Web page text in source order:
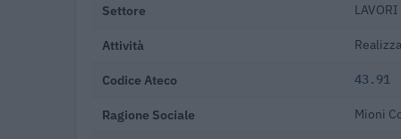
Settore
Attività
Codice Ateco 43.91
Ragione Sociale Mioni